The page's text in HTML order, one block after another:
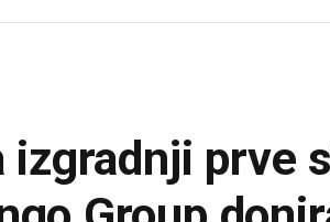
izgradnji prve